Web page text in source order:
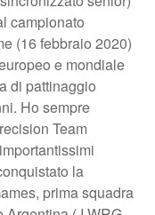
campionato
(16 febbraio 2020)
e mondiale
di pattinaggio
Ho sempre
Team
la
prima squadra